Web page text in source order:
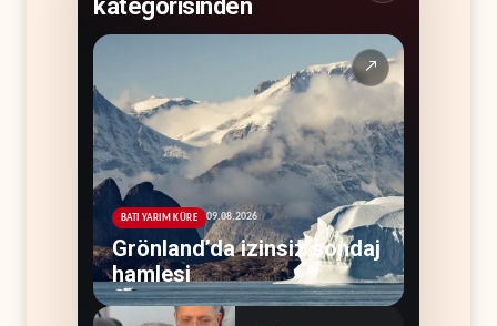
kategorisinden
↗
BATI YARIM KÜRE 09.08.2026
Grönland’da izinsiz sondaj
hamlesi